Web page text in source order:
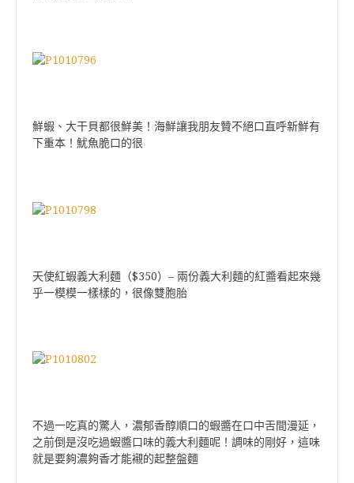
鮮蝦、大干貝都很鮮美！海鮮讓我朋友贊不絕口直呼新鮮有
下重本！魷魚脆口的很
天使紅蝦義大利麵（$350） – 兩份義大利麵的紅醬看起來幾
乎一模模一樣樣的，很像雙胞胎
不過一吃真的驚人，濃郁香醇順口的蝦醬在口中舌間漫延，
之前倒是沒吃過蝦醬口味的義大利麵呢！調味的剛好，這味
就是要夠濃夠香才能襯的起整盤麵